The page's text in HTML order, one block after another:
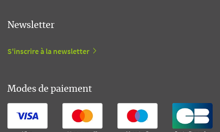
Newsletter
S'inscrire à la newsletter
Modes de paiement